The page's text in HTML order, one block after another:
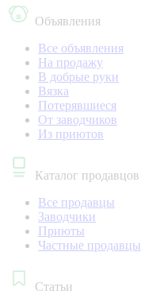
Объявления
Все объявления
На продажу
В добрые руки
Вязка
Потерявшиеся
От заводчиков
Из приютов
Каталог продавцов
Все продавцы
Заводчики
Приюты
Частные продавцы
Статьи